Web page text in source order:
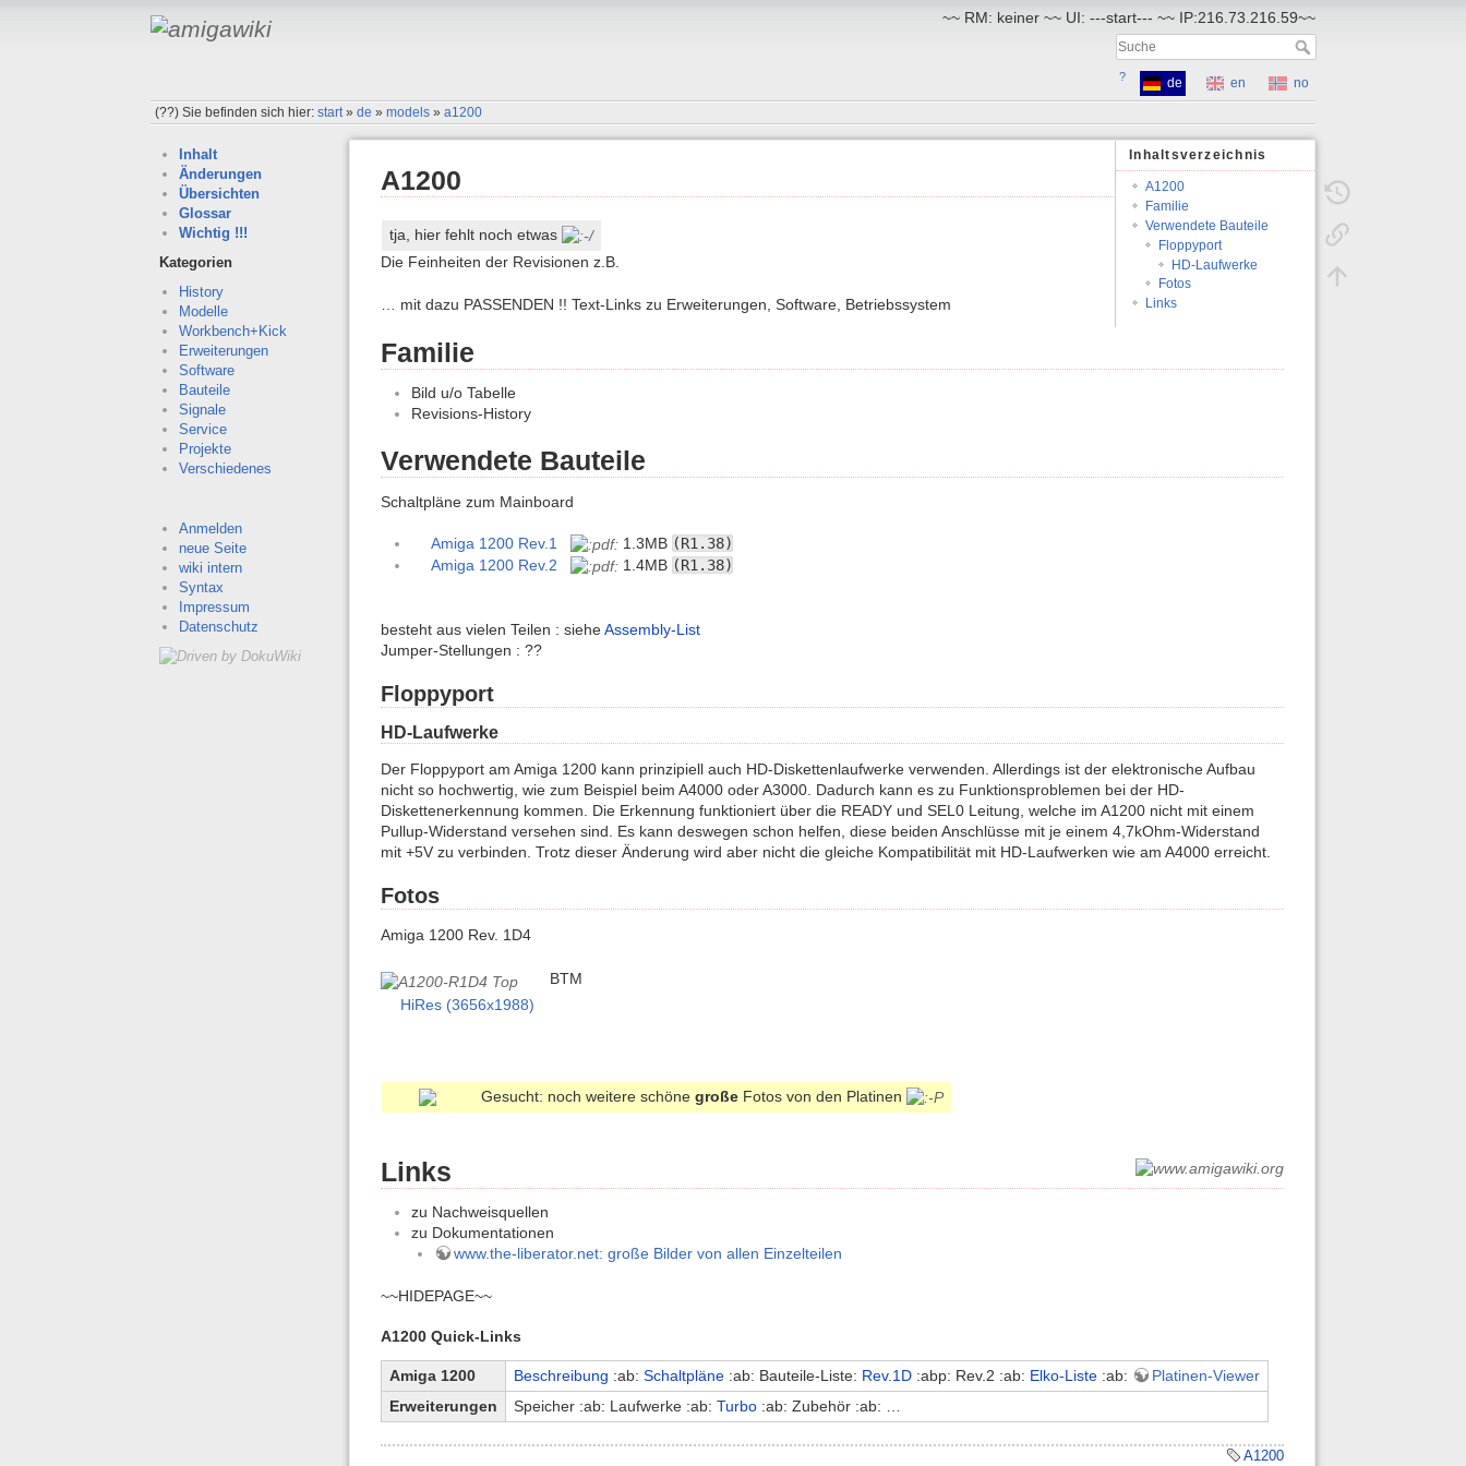
~~ RM: keiner ~~ UI: ---start--- ~~ IP:216.73.216.59~~
? de en
no
(??)Sie befinden sich hier:start»de »models »a1200
Inhalt
Änderungen
Übersichten
Glossar
Wichtig !!!
Kategorien
History
Modelle
Workbench+Kick
Erweiterungen
Software
Bauteile
Signale
Service
Projekte
Verschiedenes
Anmelden
neue Seite
wiki intern
Syntax
Impressum
Datenschutz
Inhaltsverzeichnis
A1200
Familie
Verwendete Bauteile
Floppyport
HD-Laufwerke
Fotos
Links
A1200
tja, hier fehlt noch etwas
Die Feinheiten der Revisionen z.B.
… mit dazu PASSENDEN !! Text-Links zu Erweiterungen, Software, Betriebssystem
Familie
Bild u/o Tabelle
Revisions-History
Verwendete Bauteile
Schaltpläne zum Mainboard
Amiga 1200 Rev.1 1.3MB (R1.38)
Amiga 1200 Rev.2
1.4MB (R1.38)
besteht aus vielen Teilen : sieheAssembly-List
Jumper-Stellungen : ??
Floppyport
HD-Laufwerke
Der Floppyport am Amiga 1200 kann prinzipiell auch HD-Diskettenlaufwerke verwenden. Allerdings ist der elektronische Aufbau
nicht so hochwertig, wie zum Beispiel beim A4000 oder A3000. Dadurch kann es zu Funktionsproblemen bei der HD-
Diskettenerkennung kommen. Die Erkennung funktioniert über die READY und SEL0 Leitung, welche im A1200 nicht mit einem
Pullup-Widerstand versehen sind. Es kann deswegen schon helfen, diese beiden Anschlüsse mit je einem 4,7kOhm-Widerstand
mit +5V zu verbinden. Trotz dieser Änderung wird aber nicht die gleiche Kompatibilität mit HD-Laufwerken wie am A4000 erreicht.
Fotos
Amiga 1200 Rev. 1D4
HiRes (3656x1988)
BTM
Gesucht: noch weitere schönegroße Fotos von den Platinen
Links
zu Nachweisquellen
zu Dokumentationen
www.the-liberator.net: große Bilder von allen Einzelteilen
~~HIDEPAGE~~
A1200 Quick-Links
Amiga 1200 Beschreibung :ab: Schaltpläne :ab: Bauteile-Liste: Rev.1D :abp: Rev.2 :ab: Elko-Liste :ab:
Platinen-Viewer
Erweiterungen
Speicher :ab: Laufwerke :ab: Turbo :ab: Zubehör :ab: …
A1200